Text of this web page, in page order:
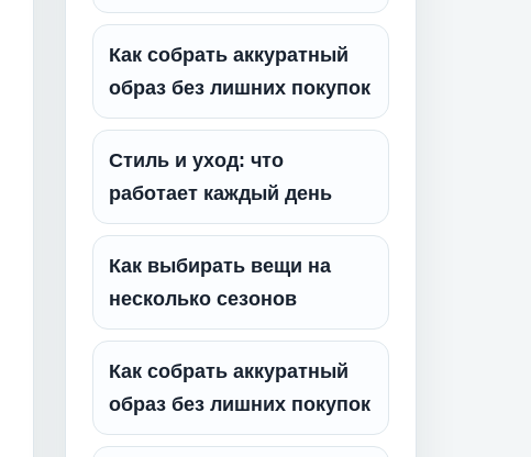
Как собрать аккуратный
образ без лишних покупок
Стиль и уход: что
работает каждый день
Как выбирать вещи на
несколько сезонов
Как собрать аккуратный
образ без лишних покупок